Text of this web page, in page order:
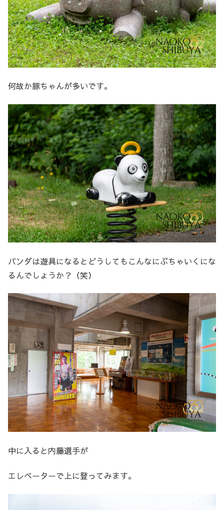
何故か豚ちゃんが多いです。
パンダは遊具になるとどうしてもこんなにぶちゃいくにな
るんでしょうか？（笑）
中に入ると内藤選手が
エレベーターで上に登ってみます。